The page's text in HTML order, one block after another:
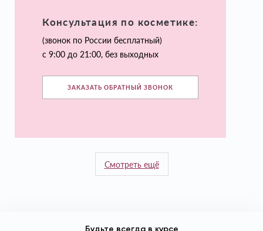
Консультация по косметике:
(звонок по России бесплатный)
с 9:00 до 21:00, без выходных
ЗАКАЗАТЬ ОБРАТНЫЙ ЗВОНОК
Смотреть ещё
Будьте всегда в курсе